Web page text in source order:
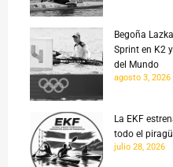
Begoña
Sprint en K2
del Mundo
agosto 3, 2026
La EKF
todo el
julio 28, 2026